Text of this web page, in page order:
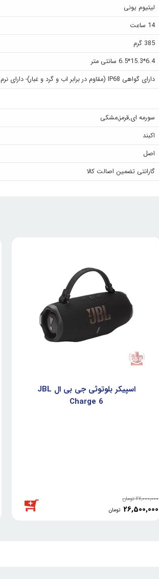
لیتیوم یونی
14 ساعت
385 گرم
6.4*15.3*6.5 سانتی متر
دارای گواهی IP68 (مقاوم در برابر اب و گرد و غبار)- دارای نرم افزار اختصاصی (JBL Portable App)- دارای قابلیت اتصال چند اسپیکر باهم (Auracast)- دارای نورپردازی محیطی
سورمه ای,قرمز,مشکی
اکبند
اصل
گارانتی تضمین اصالت کالا
اسپیکر بلوتوثی جی بی ال JBL
Charge 6
27,000,000 تومان
26,500,000 تومان